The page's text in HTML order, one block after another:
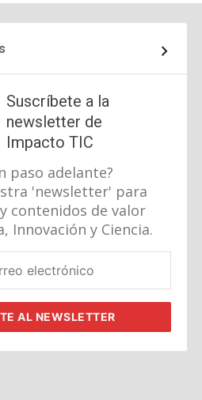
Suscríbete a la
newsletter de
Impacto TIC
paso adelante?
'newsletter' para
contenidos de valor
Innovación y Ciencia.
AL NEWSLETTER